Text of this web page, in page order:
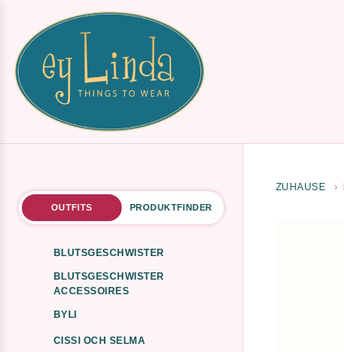
OUTFITS PRODUKTFINDER
BLUTSGESCHWISTER
BLUTSGESCHWISTER
ACCESSOIRES
BYLI
CISSI OCH SELMA
ZUHAUSE